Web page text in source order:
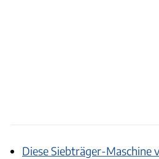
Diese Siebträger-Maschine